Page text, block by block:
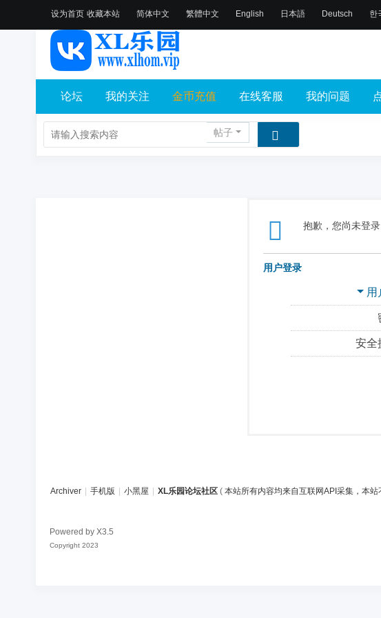
设为首页 收藏本站 简体中文 繁體中文 English 日本語 Deutsch 한
论坛 我的关注 金币充值 在线客服 我的问题
帖子
抱歉，您尚未登
用户登录
用
安全
Archiver 手机版 小黑屋 XL乐园论坛社区 ( 本站所有内容均来自互联网API采集，本
Powered by X3.5
Copyright 2023